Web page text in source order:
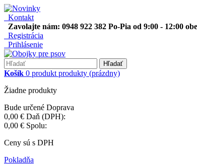
Kontakt
Zavolajte nám: 0948 922 382 Po-Pia od 9:00 - 12:00
Registrácia
Prihlásenie
Hľadať
Košík 0 produkt produkty (prázdny)
Žiadne produkty
Bude určené Doprava
0,00 € Daň (DPH):
0,00 € Spolu:
Ceny sú s DPH
Pokladňa